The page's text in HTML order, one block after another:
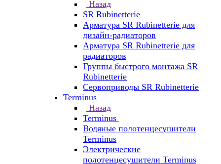
Назад
SR Rubinetterie
Арматура SR Rubinetterie для
дизайн-радиаторов
Арматура SR Rubinetterie для
радиаторов
Группы быстрого монтажа SR
Rubinetterie
Сервоприводы SR Rubinetterie
Terminus
Назад
Terminus
Водяные полотенцесушители
Terminus
Электрические
полотенцесушители Terminus